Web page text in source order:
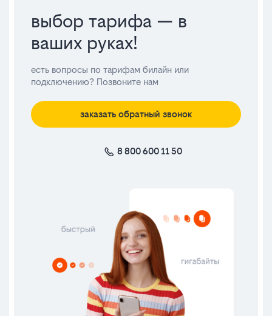
выбор тарифа — в
ваших руках!
есть вопросы по тарифам билайн или
подключению? Позвоните нам
заказать обратный звонок
8 800 600 11 50